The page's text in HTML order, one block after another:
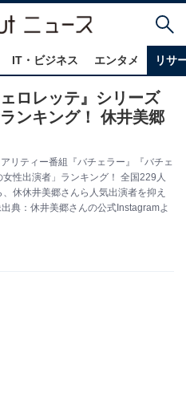
IT・ビジネス エンタメ リサ
ロレッテ』シリーズ
ンキング！ 休井美郷
リティー番組『バチェラー』『バチェ
性出演者」ランキング！ 全国229人
休休井美郷さんら人気出演者を抑え
典：休井美郷さんの公式Instagramよ